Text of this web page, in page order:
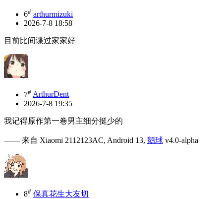
6# arthurmizuki
2026-7-8 18:58
目前比间谍过家家好
7# ArthurDent
2026-7-8 19:35
我记得原作第一卷男主细分挺少的
—— 来自 Xiaomi 2112123AC, Android 13, 鹅球 v4.0-alpha
8# 保真花生大友切